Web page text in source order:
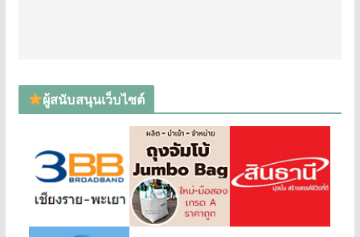
ผู้สนับสนุนเว็บไซต์